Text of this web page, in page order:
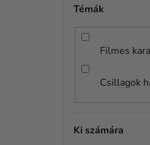
Témák
Filmes
Csillagok
Ki számára